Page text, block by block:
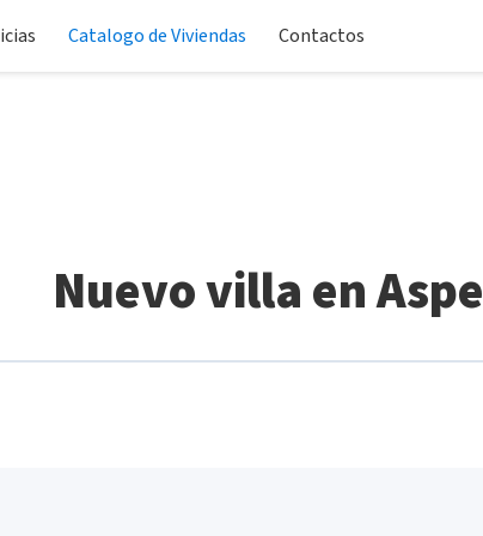
Catalogo de Viviendas Contactos
Nuevo villa en Aspe